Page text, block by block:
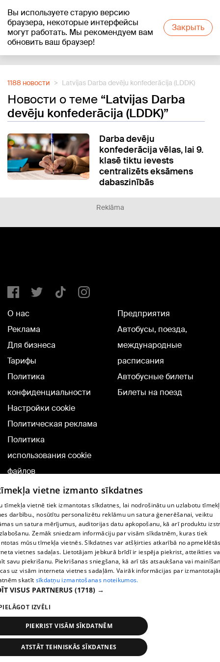
Вы используете старую версию
браузера, некоторые интерфейсы
могут работать. Мы рекомендуем вам
обновить ваш браузер!
Закрыть
+19°C
1188 новости Latvijas Darba devēju konfederācija (LDDK)
Новости о теме “Latvijas Darba
devēju konfederācija (LDDK)”
Darba devēju
konfederācija vēlas, lai 9.
klasē tiktu ievests
centralizēts eksāmens
dabaszinībās
Reklāma
О нас
Реклама
Для бизнеса
Тарифы
Политика
конфиденциальности
Настройки cookie
Политическая реклама
Политика
использования cookie
файлов
Добавление
комментариев
Предприятия
Автобусы, поезда,
международные
расписания
Автобусные билеты
Билеты на поезд
TВ-программа
Условия договора
360 Ziņu kontakti
Helio Media
Служба помощи портала: э-почта -
All rights reserved.
Новости Искать 1188 play Транспорт
vietne izmanto sīkdatnes
tīmekļa vietnē tiek izmantotas sīkdatnes, lai nodrošinātu un uzlabotu
darbību., nosūtītu personalizētu reklāmu un satura ģenerēšanai, veiktu
un satura mērījumus, auditorijas datu apkopošanu, kā arī produktu
Zemāk sniedzam informāciju par visām sīkdatnēm, kuras tiek
mūsu tīmekļa vietnēs. Sīkdatnes var atšķirties atkarībā no
vietnes sadaļas. Lietotājam jebkurā brīdī ir iespēja piekrist, atteikties
savu piekrišanu. Piekrišanas sniegšana, kā arī tās atsaukšana vai
uz visām interneta vietnes sadaļām. Vairāk informācijas par
skatīt sīkdatņu izmantošanas noteikumos.
VISUS PARTNERUS (1718) →
IZVĒLI
PIEKRIST VISĀM SĪKDATNĒM
ATSTĀT TEHNISKĀS SĪKDATNES